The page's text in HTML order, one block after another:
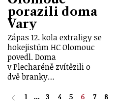
porazili doma
Vary
Zápas 12. kola extraligy se
hokejistům HC Olomouc
povedl. Doma
v Plecharéně zvítězili o
dvě branky…
1 ... 3 4 5 6 7 8